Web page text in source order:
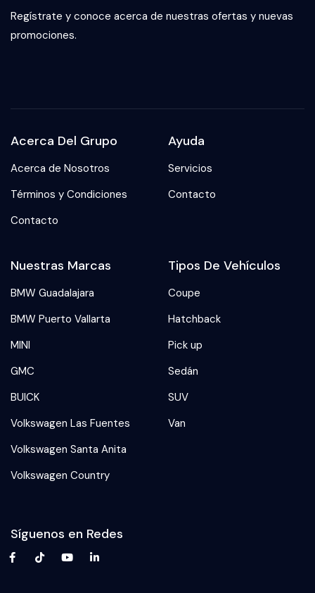
Regístrate y conoce acerca de nuestras ofertas y nuevas
promociones.
Acerca Del Grupo
Acerca de Nosotros
Términos y Condiciones
Contacto
Ayuda
Servicios
Contacto
Nuestras Marcas
BMW Guadalajara
BMW Puerto Vallarta
MINI
GMC
BUICK
Volkswagen Las Fuentes
Volkswagen Santa Anita
Volkswagen Country
Tipos De Vehículos
Coupe
Hatchback
Pick up
Sedán
SUV
Van
Síguenos en Redes